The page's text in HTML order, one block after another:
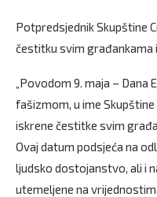
Potpredsjednik Skupštine
čestitku svim građankama
„Povodom 9. maja – Dana
fašizmom, u ime Skupštine
iskrene čestitke svim
Ovaj datum podsjeća na
ljudsko dostojanstvo, ali i
utemeljene na